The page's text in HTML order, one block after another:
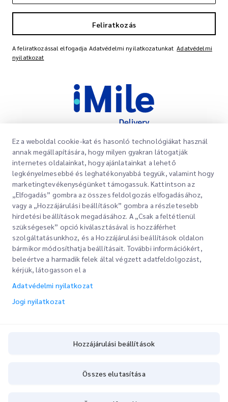
Feliratkozás
A feliratkozással elfogadja Adatvédelmi nyilatkozatunkat Adatvédelmi
nyilatkozat
Gyorslinkek
Irodahelyek
Ajánlatkérés
Ügyfélbejelentkezés
Regisztráció
A rendelés nyomon követése
Vállalati
Rólunk
Karrier
Blog
ESG
Csatornaszolgáltató partner
Szolgáltatásaink
Expressz vámkezelés
Használati feltételek
Cookie-irányelvek
Ez a weboldal cookie-kat és hasonló technológiákat használ
annak megállapítására, hogy milyen gyakran látogatják
internetes oldalainkat, hogy ajánlatainkat a lehető
legkényelmesebbé és leghatékonyabbá tegyük, valamint hogy
marketingtevékenységünket támogassuk. Kattintson az
„Elfogadás” gombra az összes feldolgozás elfogadásához,
vagy a „Hozzájárulási beállítások” gombra a részletesebb
hirdetési beállítások megadásához. A „Csak a feltétlenül
szükségesek” opció kiválasztásával is hozzáférhet
szolgáltatásunkhoz, és a Hozzájárulási beállítások oldalon
bármikor módosíthatja beállításait. További információkért,
beleértve a harmadik felek által végzett adatfeldolgozást,
kérjük, látogasson el a
Adatvédelmi nyilatkozat
Jogi nyilatkozat
Hozzájárulási beállítások
Összes elutasítása